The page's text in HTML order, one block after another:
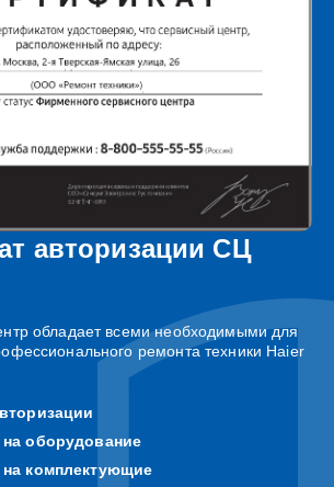
авторизации СЦ
обладает всеми необходимыми для
ремонта техники Haier
оборудование
комплектующие